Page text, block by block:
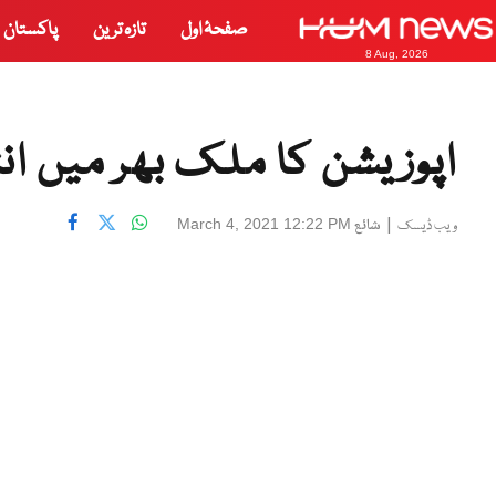
8 Aug, 2026
صفحۂ اول تازہ ترین پاکستان
اپوزیشن کا ملک بھر میں
ویب ڈیسک | شائع March 4, 2021 12:22 PM